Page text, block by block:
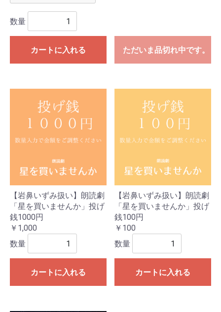
数量
カートに入れる ただいま品切れ中です。
【岩鼻いずみ扱い】朗読劇
「星を買いませんか」投げ
銭1000円
￥1,000
数量
カートに入れる
【岩鼻いずみ扱い】朗読劇
「星を買いませんか」投げ
銭100円
￥100
数量
カートに入れる